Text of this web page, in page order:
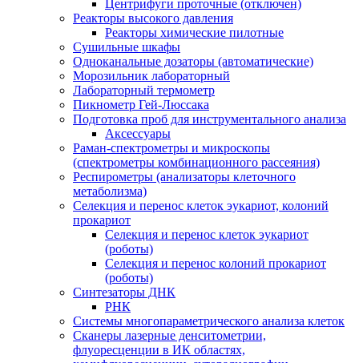
Центрифуги проточные (отключен)
Реакторы высокого давления
Реакторы химические пилотные
Сушильные шкафы
Одноканальные дозаторы (автоматические)
Морозильник лабораторный
Лабораторный термометр
Пикнометр Гей-Люссака
Подготовка проб для инструментального анализа
Аксессуары
Раман-спектрометры и микроскопы
(спектрометры комбинационного рассеяния)
Респирометры (анализаторы клеточного
метаболизма)
Селекция и перенос клеток эукариот, колоний
прокариот
Селекция и перенос клеток эукариот
(роботы)
Селекция и перенос колоний прокариот
(роботы)
Синтезаторы ДНК
РНК
Системы многопараметрического анализа клеток
Сканеры лазерные денситометрии,
флуоресценции в ИК областях,